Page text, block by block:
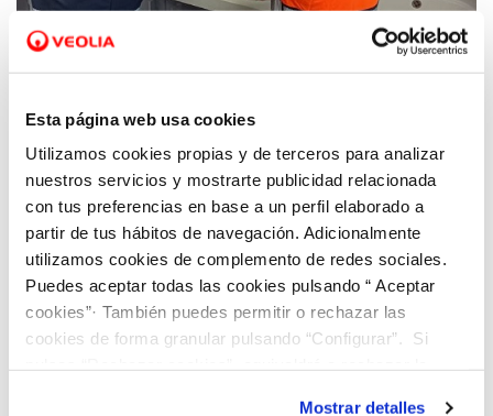
Esta página web usa cookies
Utilizamos cookies propias y de terceros para analizar
nuestros servicios y mostrarte publicidad relacionada
con tus preferencias en base a un perfil elaborado a
partir de tus hábitos de navegación. Adicionalmente
utilizamos cookies de complemento de redes sociales.
Puedes aceptar todas las cookies pulsando “ Aceptar
cookies”· También puedes permitir o rechazar las
cookies de forma granular pulsando “Configurar”. Si
Mostrar detalles
11 DIC 2023
a través de la Formación Profesional Dual
en la Comunitat Valenciana